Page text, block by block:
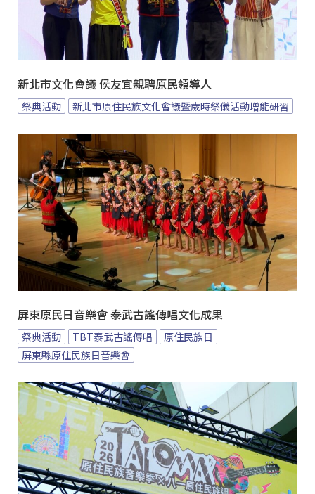
新北市文化會議 侯友宜親聘原民領導人
祭典活動 新北市原住民族文化會議暨歲時祭儀活動增能研習
屏東原民日音樂會 泰武古謠傳唱文化成果
祭典活動 TBT泰武古謠傳唱
原住民族日
屏東縣原住民族日音樂會